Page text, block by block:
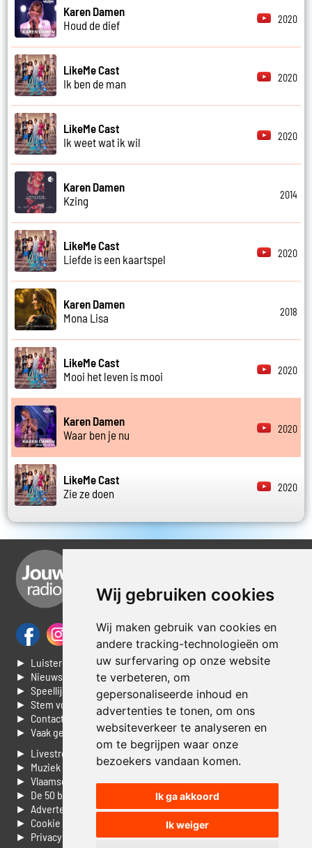
Wij gebruiken cookies
Wij maken gebruik van cookies en
andere tracking-technologieën om
uw surfervaring op onze website
te verbeteren, om
gepersonaliseerde inhoud en
advertenties te tonen, om ons
websiteverkeer te analyseren en
om te begrijpen waar onze
bezoekers vandaan komen.
Ik ga akkoord
Ik weiger
Karen Damen
Houd de dief
2020
LikeMe Cast
Ik ben de man
2020
LikeMe Cast
Ik weet wat ik wil
2020
Karen Damen
Kzing
2014
LikeMe Cast
Liefde is een kaartspel
2020
Karen Damen
Mona Lisa
2018
LikeMe Cast
Mooi het leven is mooi
2020
Karen Damen
Waar ben je nu
2020
LikeMe Cast
Zie ze doen
2020
► Luisteren naar Jouwradio
► Nieuws
► Speellijst
► Stem voor de Dag top 3
► Contacteer ons
► Vaak gestelde vragen
► Livestream informatie
► Muziek opzoeken
► Vlaamse 100 Aller tijden
► De 50 beste van...
► Adverteren op Jouwradio
► Cookie voorkeuren wijzigen
► Privacyinformatie